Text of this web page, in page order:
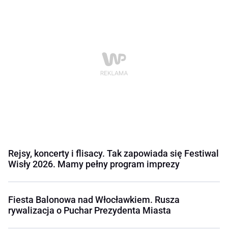
Rejsy, koncerty i flisacy. Tak zapowiada się Festiwal
Wisły 2026. Mamy pełny program imprezy
Fiesta Balonowa nad Włocławkiem. Rusza
rywalizacja o Puchar Prezydenta Miasta